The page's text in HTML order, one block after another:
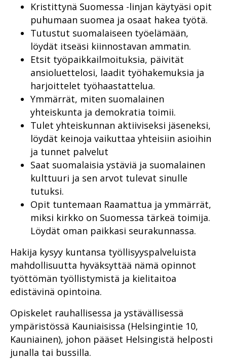
Kristittynä Suomessa -linjan käytyäsi opit
puhumaan suomea ja osaat hakea työtä.
Tutustut suomalaiseen työelämään,
löydät itseäsi kiinnostavan ammatin.
Etsit työpaikkailmoituksia, päivität
ansioluettelosi, laadit työhakemuksia ja
harjoittelet työhaastattelua.
Ymmärrät, miten suomalainen
yhteiskunta ja demokratia toimii.
Tulet yhteiskunnan aktiiviseksi jäseneksi,
löydät keinoja vaikuttaa yhteisiin asioihin
ja tunnet palvelut
Saat suomalaisia ystäviä ja suomalainen
kulttuuri ja sen arvot tulevat sinulle
tutuksi.
Opit tuntemaan Raamattua ja ymmärrät,
miksi kirkko on Suomessa tärkeä toimija.
Löydät oman paikkasi seurakunnassa.
Hakija kysyy kuntansa työllisyyspalveluista
mahdollisuutta hyväksyttää nämä opinnot
työttömän työllistymistä ja kielitaitoa
edistävinä opintoina.
Opiskelet rauhallisessa ja ystävällisessä
ympäristössä Kauniaisissa (Helsingintie 10,
Kauniainen), johon pääset Helsingistä helposti
junalla tai bussilla.